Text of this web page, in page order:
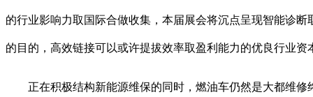
的行业影响力取国际合做收集，本届展会将沉点呈现智能诊
的目的，高效链接可以或许提拔效率取盈利能力的优良行业资
正在积极结构新能源维保的同时，燃油车仍然是大都维修